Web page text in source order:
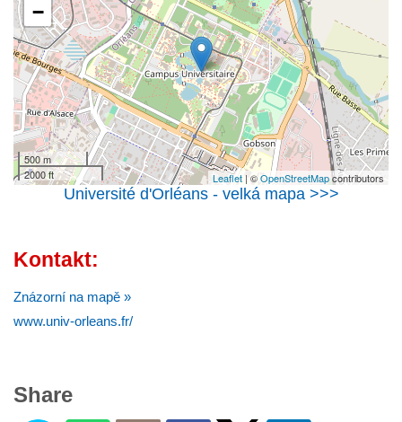
−
500 m
2000 ft
Leaflet | ©OpenStreetMapcontributors
Université d'Orléans - velká mapa >>>
Kontakt:
Znázorní na mapě »
www.univ-orleans.fr/
Share